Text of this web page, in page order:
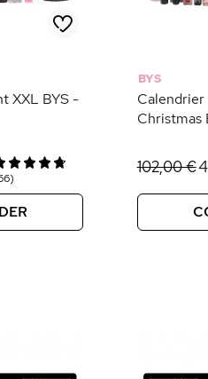
XXL BYS -
BYS
Calendrier
Christmas
102,00 €